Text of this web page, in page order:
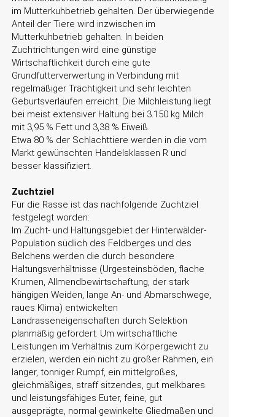
im Mutterkuhbetrieb gehalten. Der überwiegende
Anteil der Tiere wird inzwischen im
Mutterkuhbetrieb gehalten. In beiden
Zuchtrichtungen wird eine günstige
Wirtschaftlichkeit durch eine gute
Grundfutterverwertung in Verbindung mit
regelmäßiger Trächtigkeit und sehr leichten
Geburtsverläufen erreicht. Die Milchleistung liegt
bei meist extensiver Haltung bei 3.150 kg Milch
mit 3,95 % Fett und 3,38 % Eiweiß.
Etwa 80 % der Schlachttiere werden in die vom
Markt gewünschten Handelsklassen R und
besser klassifiziert.
Zuchtziel
Für die Rasse ist das nachfolgende Zuchtziel
festgelegt worden:
Im Zucht- und Haltungsgebiet der Hinterwälder-
Population südlich des Feldberges und des
Belchens werden die durch besondere
Haltungsverhältnisse (Urgesteinsböden, flache
Krumen, Allmendbewirtschaftung, der stark
hängigen Weiden, lange An- und Abmarschwege,
raues Klima) entwickelten
Landrasseneigenschaften durch Selektion
planmäßig gefördert. Um wirtschaftliche
Leistungen im Verhältnis zum Körpergewicht zu
erzielen, werden ein nicht zu großer Rahmen, ein
langer, tonniger Rumpf, ein mittelgroßes,
gleichmäßiges, straff sitzendes, gut melkbares
und leistungsfähiges Euter, feine, gut
ausgeprägte, normal gewinkelte Gliedmaßen und